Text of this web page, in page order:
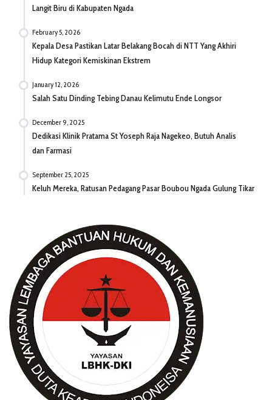
Langit Biru di Kabupaten Ngada
February 5, 2026
Kepala Desa Pastikan Latar Belakang Bocah di NTT Yang Akhiri
Hidup Kategori Kemiskinan Ekstrem
January 12, 2026
Salah Satu Dinding Tebing Danau Kelimutu Ende Longsor
December 9, 2025
Dedikasi Klinik Pratama St Yoseph Raja Nagekeo, Butuh Analis
dan Farmasi
September 25, 2025
Keluh Mereka, Ratusan Pedagang Pasar Boubou Ngada Gulung Tikar